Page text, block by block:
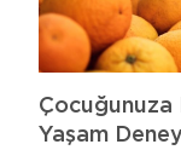
Çocuğunuza
Yaşam